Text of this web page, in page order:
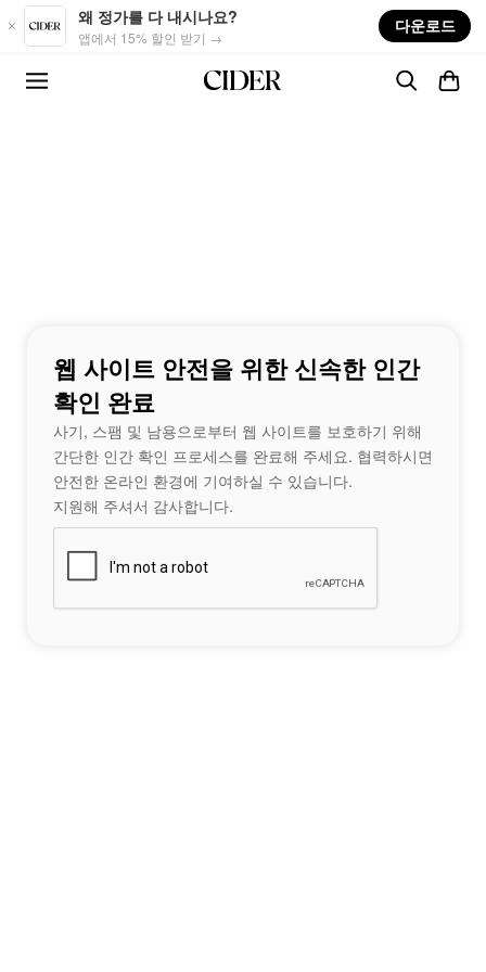
Skip to main content
왜 정가를 다 내시나요?
앱에서 15% 할인 받기 →
다운로드
웹 사이트 안전을 위한 신속한 인간
확인 완료
사기, 스팸 및 남용으로부터 웹 사이트를 보호하기 위해
간단한 인간 확인 프로세스를 완료해 주세요. 협력하시면
안전한 온라인 환경에 기여하실 수 있습니다.
지원해 주셔서 감사합니다.